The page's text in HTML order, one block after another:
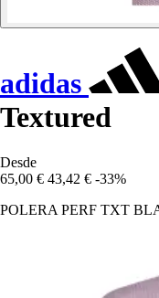
adidas
Textured
Desde
65,00 € 43,42 € -33%
POLERA PERF TXT